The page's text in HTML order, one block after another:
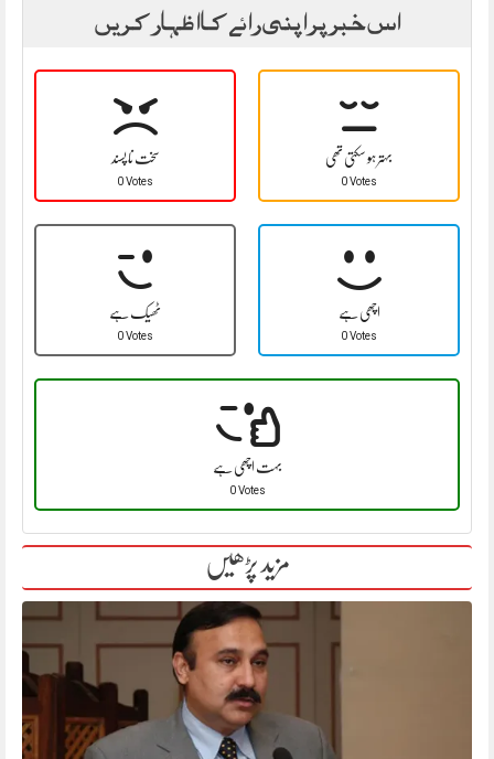
اس خبر پر اپنی رائے کا اظہار کریں
سخت نا پسند
0 Votes
بہتر ہو سکتی تھی
0 Votes
ٹھیک ہے
0 Votes
اچھی ہے
0 Votes
بہت اچھی ہے
0 Votes
مزید پڑھیں